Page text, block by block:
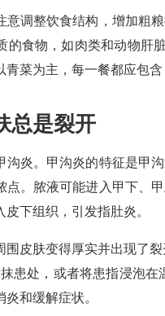
意调整饮食结构，增加粗
的食物，如肉类和动物肝
菜为主，每一餐都应包含
总是裂开
沟炎。甲沟炎的特征是甲
点。脓液可能进入甲下、
下组织，引发指肚炎。
围皮肤变得厚实并出现了
患处，或者将患指浸泡
和缓解症状。